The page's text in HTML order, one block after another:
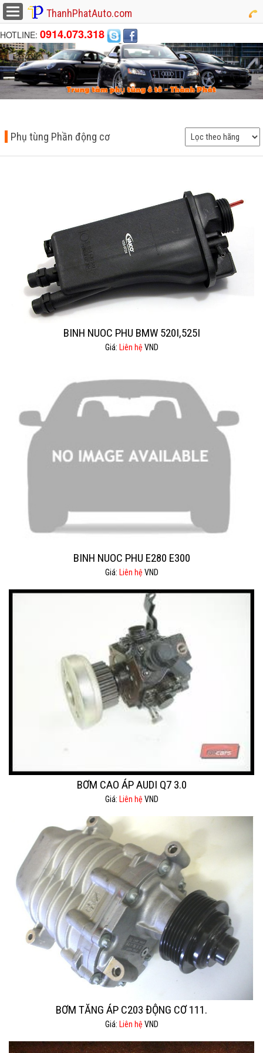
button ThanhPhatAuto.com
HOTLINE: 0914.073.318
Phụ tùng Phần động cơ
BINH NUOC PHU BMW 520I,525I
Giá: Liên hệ VND
BINH NUOC PHU E280 E300
Giá: Liên hệ VND
BƠM CAO ÁP AUDI Q7 3.0
Giá: Liên hệ VND
BƠM TĂNG ÁP C203 ĐỘNG CƠ 111.
Giá: Liên hệ VND